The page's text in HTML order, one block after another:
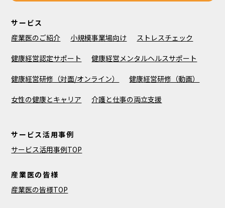
サービス
産業医のご紹介
小規模事業場向け ストレスチェック
健康経営認定サポート 健康経営メンタルヘルスサポート
健康経営研修（対面/オンライン） 健康経営研修（動画）
女性の健康とキャリア 介護と仕事の両立支援
サービス活用事例
サービス活用事例TOP
産業医の皆様
産業医の皆様TOP